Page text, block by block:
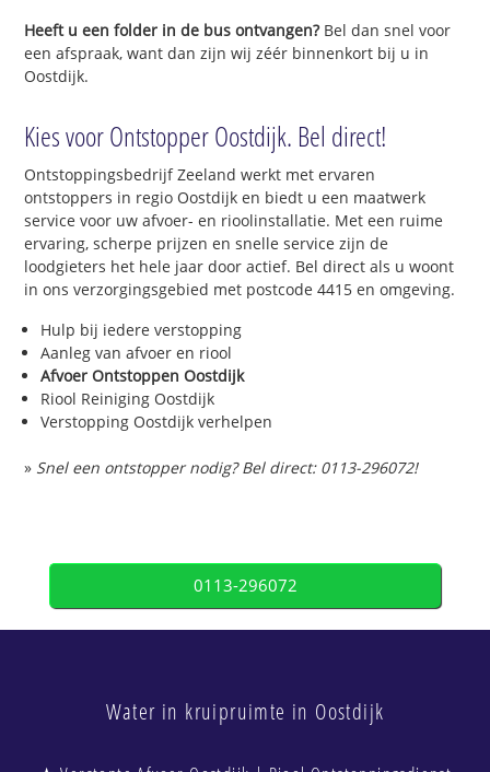
Heeft u een folder in de bus ontvangen?Bel dan snel voor
een afspraak, want dan zijn wij zéér binnenkort bij u in
Oostdijk.
Kies voor Ontstopper Oostdijk. Bel direct!
Ontstoppingsbedrijf Zeeland werkt met ervaren
ontstoppers in regio Oostdijk en biedt u een maatwerk
service voor uw afvoer- en rioolinstallatie. Met een ruime
ervaring, scherpe prijzen en snelle service zijn de
loodgieters het hele jaar door actief. Bel direct als u woont
in ons verzorgingsgebied met postcode 4415 en omgeving.
Hulp bij iedere verstopping
Aanleg van afvoer en riool
Afvoer Ontstoppen Oostdijk
Riool Reiniging Oostdijk
Verstopping Oostdijk verhelpen
» Snel een ontstopper nodig? Bel direct: 0113-296072!
0113-296072
Water in kruipruimte in Oostdijk